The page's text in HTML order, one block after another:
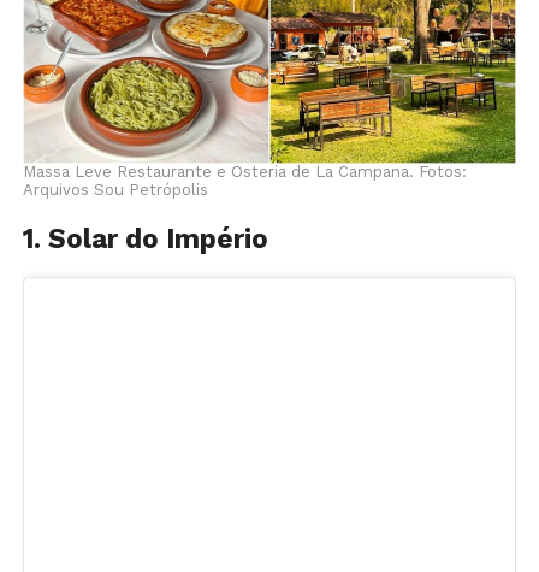
Massa Leve Restaurante e Osteria de La Campana. Fotos:
Arquivos Sou Petrópolis
1. Solar do Império